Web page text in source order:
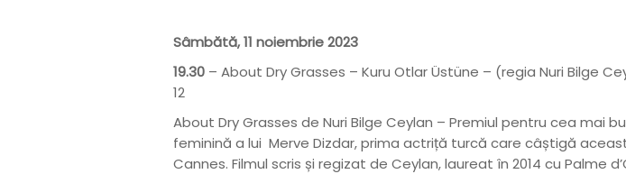
Sâmbătă, 11 noiembrie 2023
19.30 – About Dry Grasses – Kuru Otlar Üstüne – (regia Nuri Bilge
12
About Dry Grasses de Nuri Bilge Ceylan – Premiul pentru cea mai
feminină a lui Merve Dizdar, prima actriță turcă care câștigă
Cannes. Filmul scris și regizat de Ceylan, laureat în 2014 cu Palme